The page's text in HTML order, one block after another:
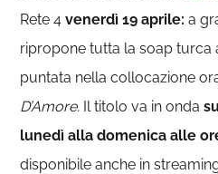
Rete 4venerdì 19 aprile: a
ripropone tutta la soap turca
puntata nella collocazione
D’Amore. Il titolo va in onda
lunedì alla domenica alle
disponibile anche in